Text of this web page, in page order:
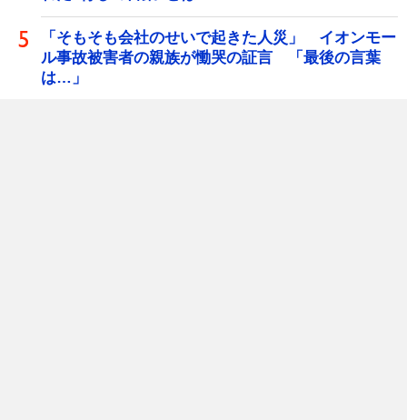
「そもそも会社のせいで起きた人災」 イオンモー
ル事故被害者の親族が慟哭の証言 「最後の言葉
は…」